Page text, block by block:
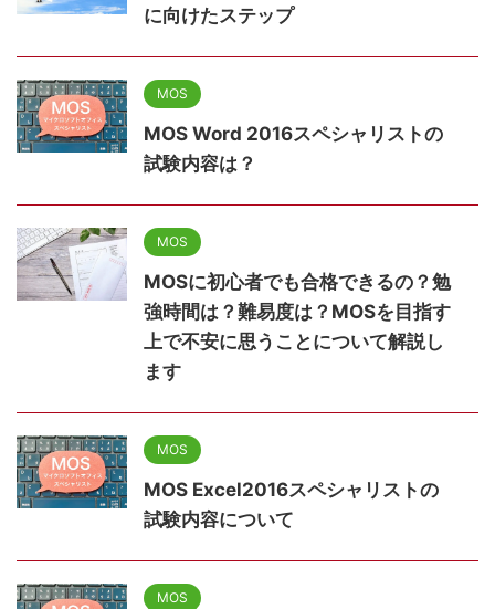
に向けたステップ
MOS
MOS Word 2016スペシャリストの
試験内容は？
MOS
MOSに初心者でも合格できるの？勉
強時間は？難易度は？MOSを目指す
上で不安に思うことについて解説し
ます
MOS
MOS Excel2016スペシャリストの
試験内容について
MOS